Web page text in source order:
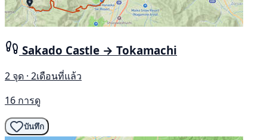
Sakado Castle → Tokamachi
2 จุด · 2เดือนที่แล้ว
16 การดู
บันทึก